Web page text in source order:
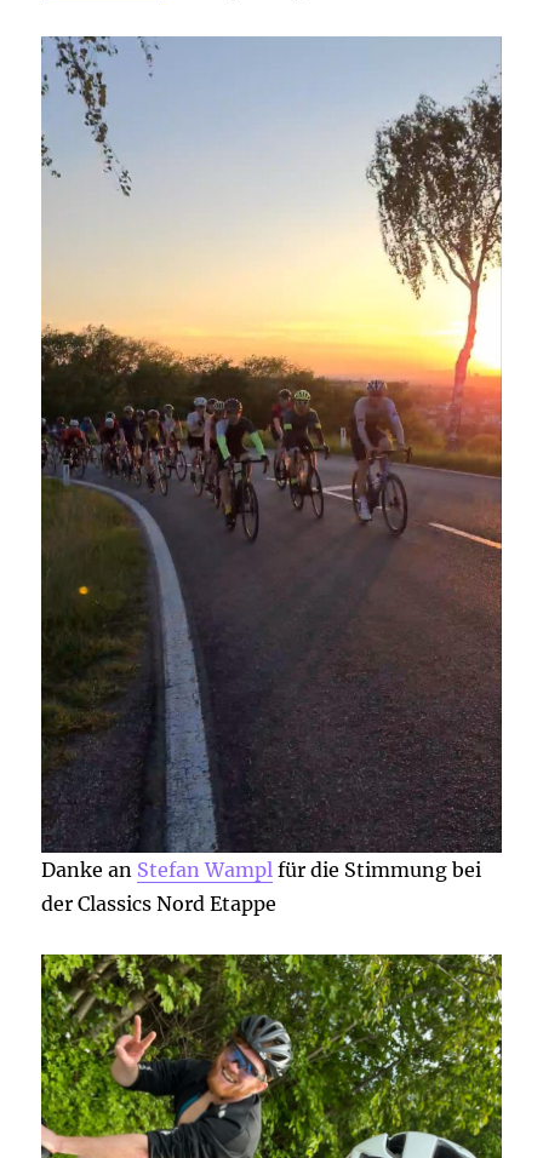
Danke an Stefan Wampl für die Stimmung bei
der Classics Nord Etappe